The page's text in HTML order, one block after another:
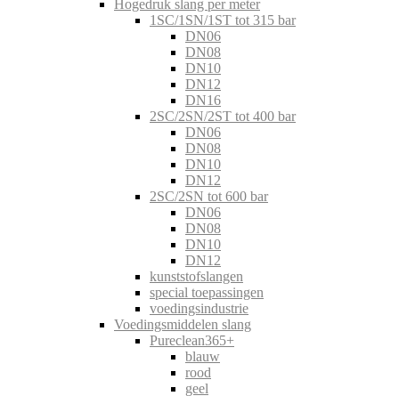
Hogedruk slang per meter
1SC/1SN/1ST tot 315 bar
DN06
DN08
DN10
DN12
DN16
2SC/2SN/2ST tot 400 bar
DN06
DN08
DN10
DN12
2SC/2SN tot 600 bar
DN06
DN08
DN10
DN12
kunststofslangen
special toepassingen
voedingsindustrie
Voedingsmiddelen slang
Pureclean365+
blauw
rood
geel